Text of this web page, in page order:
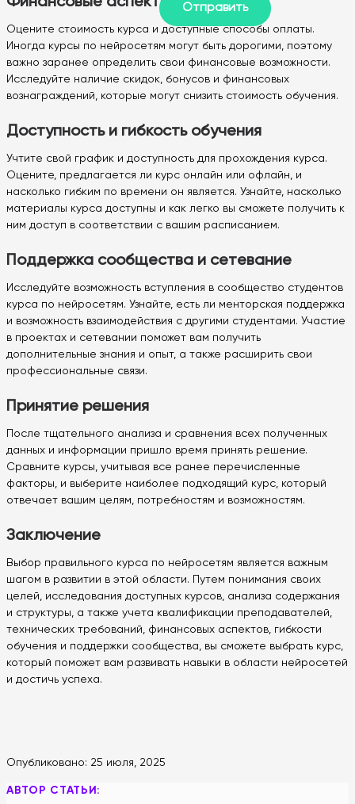
Оцените стоимость курса и доступные способы оплаты.
Иногда курсы по нейросетям могут быть дорогими, поэтому
важно заранее определить свои финансовые возможности.
Исследуйте наличие скидок, бонусов и финансовых
вознаграждений, которые могут снизить стоимость обучения.
Доступность и гибкость обучения
Учтите свой график и доступность для прохождения курса.
Оцените, предлагается ли курс онлайн или офлайн, и
насколько гибким по времени он является. Узнайте, насколько
материалы курса доступны и как легко вы сможете получить к
ним доступ в соответствии с вашим расписанием.
Поддержка сообщества и сетевание
Исследуйте возможность вступления в сообщество студентов
курса по нейросетям. Узнайте, есть ли менторская поддержка
и возможность взаимодействия с другими студентами. Участие
в проектах и сетевании поможет вам получить
дополнительные знания и опыт, а также расширить свои
профессиональные связи.
Принятие решения
После тщательного анализа и сравнения всех полученных
данных и информации пришло время принять решение.
Сравните курсы, учитывая все ранее перечисленные
факторы, и выберите наиболее подходящий курс, который
отвечает вашим целям, потребностям и возможностям.
Заключение
Выбор правильного курса по нейросетям является важным
шагом в развитии в этой области. Путем понимания своих
целей, исследования доступных курсов, анализа содержания
и структуры, а также учета квалификации преподавателей,
технических требований, финансовых аспектов, гибкости
обучения и поддержки сообщества, вы сможете выбрать курс,
который поможет вам развивать навыки в области нейросетей
и достичь успеха.
Опубликовано: 25 июля, 2025
АВТОР СТАТЬИ: